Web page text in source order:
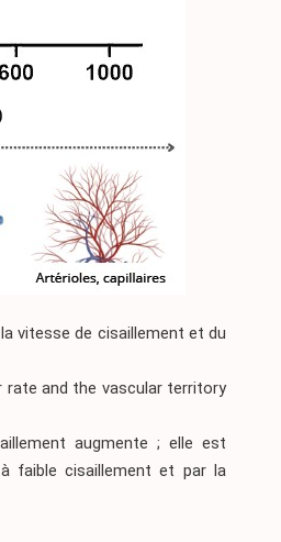
vitesse de cisaillement et du
rate and the vascular territory
augmente ; elle est
faible cisaillement et par la